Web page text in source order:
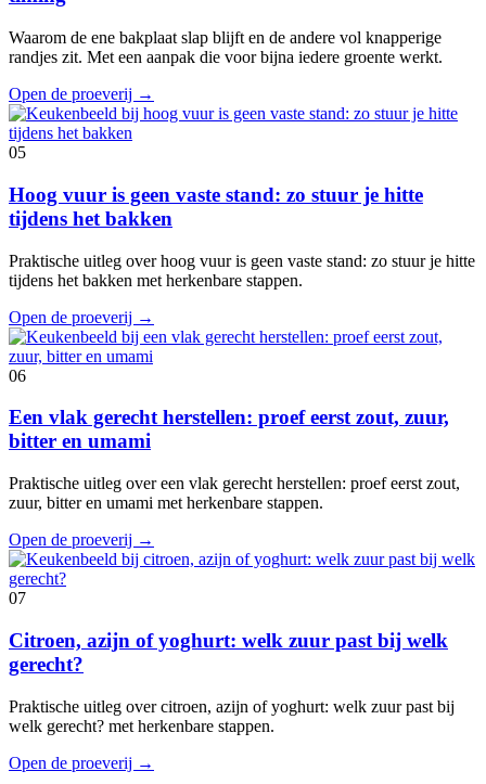
Waarom de ene bakplaat slap blijft en de andere vol knapperige
randjes zit. Met een aanpak die voor bijna iedere groente werkt.
Open de proeverij →
05
Hoog vuur is geen vaste stand: zo stuur je hitte
tijdens het bakken
Praktische uitleg over hoog vuur is geen vaste stand: zo stuur je hitte
tijdens het bakken met herkenbare stappen.
Open de proeverij →
06
Een vlak gerecht herstellen: proef eerst zout, zuur,
bitter en umami
Praktische uitleg over een vlak gerecht herstellen: proef eerst zout,
zuur, bitter en umami met herkenbare stappen.
Open de proeverij →
07
Citroen, azijn of yoghurt: welk zuur past bij welk
gerecht?
Praktische uitleg over citroen, azijn of yoghurt: welk zuur past bij
welk gerecht? met herkenbare stappen.
Open de proeverij →